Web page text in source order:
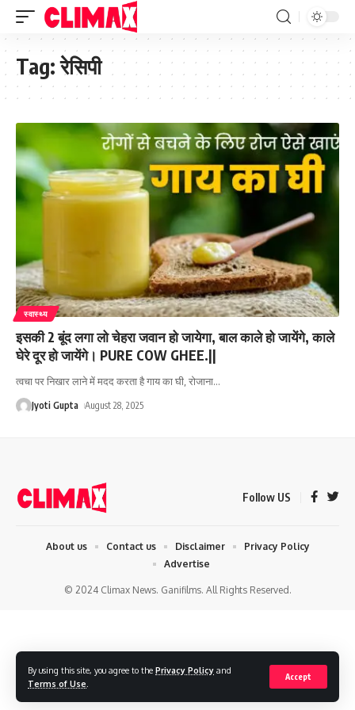
By using this site, you agree to the Privacy Policy and
Terms of Use
Accept
Tag:रेसिपी
स्वास्थ्य
इसकी 2 बूंद लगा लो चेहरा जवान हो जायेगा, बाल काले हो जायेंगे, काले
घेरे दूर हो जायेंगे। PURE COW GHEE.||
त्वचा पर निखार लाने में मदद करता है गाय का घी, रोजाना…
Jyoti Gupta August 28, 2025
Follow US
© 2024 Climax News. Ganifilms. All Rights Reserved.
About us Contact us Disclaimer
Privacy Policy
Advertise